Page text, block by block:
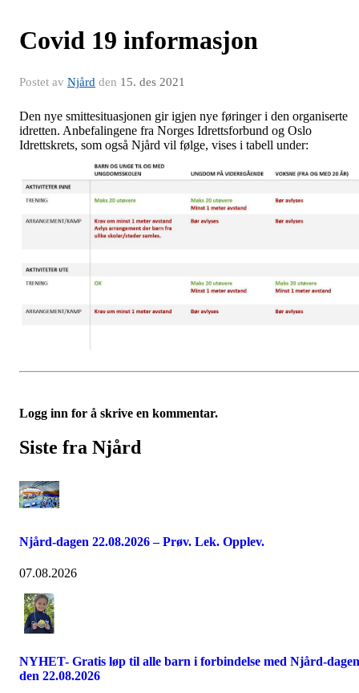
Covid 19 informasjon
Postet av Njård den 15. des 2021
Den nye smittesituasjonen gir igjen nye føringer i den organiserte
idretten. Anbefalingene fra Norges Idrettsforbund og Oslo
Idrettskrets, som også Njård vil følge, vises i tabell under:
Logg inn for å skrive en kommentar.
Siste fra Njård
Njård-dagen 22.08.2026 – Prøv. Lek. Opplev.
07.08.2026
NYHET- Gratis løp til alle barn i forbindelse med Njård-dagen
den 22.08.2026